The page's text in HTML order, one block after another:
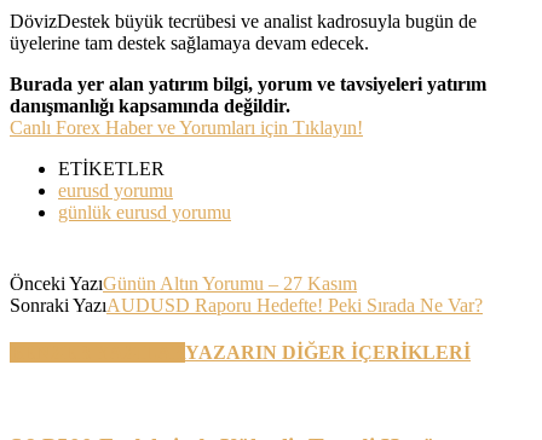
DövizDestek büyük tecrübesi ve analist kadrosuyla bugün de
üyelerine tam destek sağlamaya devam edecek.
Burada yer alan yatırım bilgi, yorum ve tavsiyeleri yatırım
danışmanlığı kapsamında değildir.
Canlı Forex Haber ve Yorumları için Tıklayın!
ETİKETLER
eurusd yorumu
günlük eurusd yorumu
Önceki YazıGünün Altın Yorumu – 27 Kasım
Sonraki YazıAUDUSD Raporu Hedefte! Peki Sırada Ne Var?
YAZARIN DİĞER İÇERİKLERİ